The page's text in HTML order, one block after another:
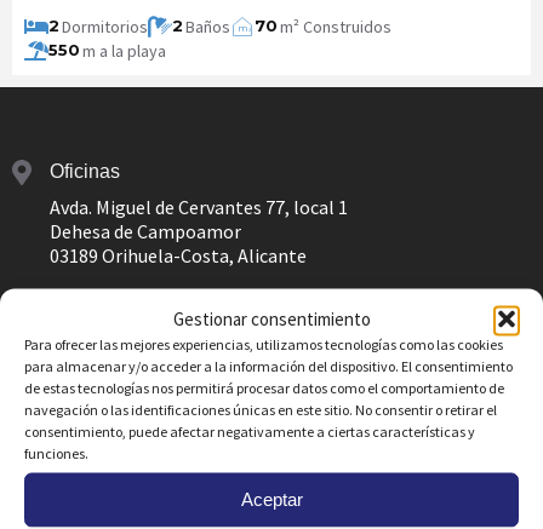
Gestionar consentimiento
Para ofrecer las mejores experiencias, utilizamos tecnologías como las cookies
para almacenar y/o acceder a la información del dispositivo. El consentimiento
de estas tecnologías nos permitirá procesar datos como el comportamiento de
navegación o las identificaciones únicas en este sitio. No consentir o retirar el
consentimiento, puede afectar negativamente a ciertas características y
funciones.
Aceptar
2Dormitorios 2Baños m2 70m² Construidos
550m a la playa
Oficinas
Avda. Miguel de Cervantes 77, local 1
Dehesa de Campoamor
03189 Orihuela-Costa, Alicante
(+34) 965 322 620
(+34) 621 237 855
(+34) 621 237 877
(+34) 621 237 844
(+34) 670 719 609